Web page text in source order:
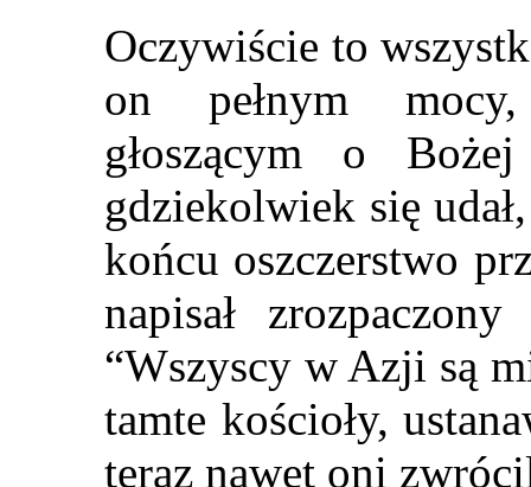
Oczywiście to
on pełnym mocy,
głoszącym o
gdziekolwiek się
końcu oszczerstwo
napisał
“Wszyscy w Azji są
tamte kościoły,
teraz nawet oni